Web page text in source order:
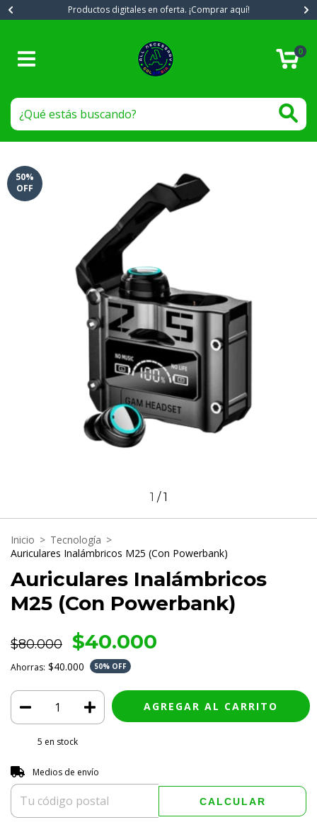
Productos digitales en oferta. ¡Comprar aquí!
0
50%
OFF
1 /1
Inicio > Tecnología >
Auriculares Inalámbricos M25 (Con Powerbank)
Auriculares Inalámbricos
M25 (Con Powerbank)
$80.000 $40.000
Ahorras: $40.000 50% OFF
5 en stock
Entregas para el CP:
Medios de envío
CALCULAR